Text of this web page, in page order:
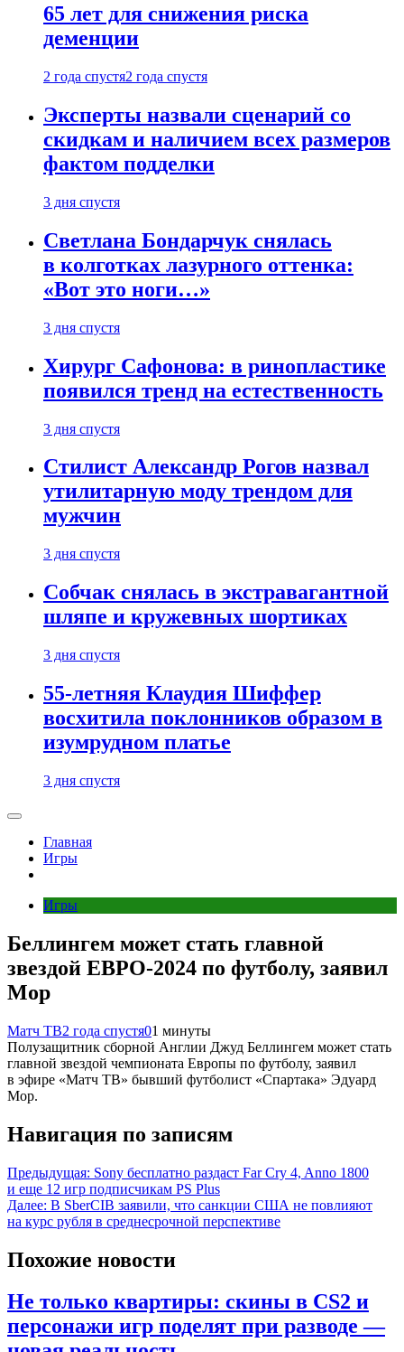
65 лет для снижения риска
деменции
2 года спустя2 года спустя
Эксперты назвали сценарий со
скидкам и наличием всех размеров
фактом подделки
3 дня спустя
Светлана Бондарчук снялась
в колготках лазурного оттенка:
«Вот это ноги…»
3 дня спустя
Хирург Сафонова: в ринопластике
появился тренд на естественность
3 дня спустя
Стилист Александр Рогов назвал
утилитарную моду трендом для
мужчин
3 дня спустя
Собчак снялась в экстравагантной
шляпе и кружевных шортиках
3 дня спустя
55-летняя Клаудия Шиффер
восхитила поклонников образом в
изумрудном платье
3 дня спустя
Главная
Игры
Игры
Беллингем может стать главной
звездой ЕВРО‑2024 по футболу, заявил
Мор
Матч ТВ2 года спустя01 минуты
Полузащитник сборной Англии Джуд Беллингем может стать
главной звездой чемпионата Европы по футболу, заявил
в эфире «Матч ТВ» бывший футболист «Спартака» Эдуард
Мор.
Навигация по записям
Предыдущая: Sony бесплатно раздаст Far Cry 4, Anno 1800
и еще 12 игр подписчикам PS Plus
Далее: В SberCIB заявили, что санкции США не повлияют
на курс рубля в среднесрочной перспективе
Похожие новости
Не только квартиры: скины в CS2 и
персонажи игр поделят при разводе —